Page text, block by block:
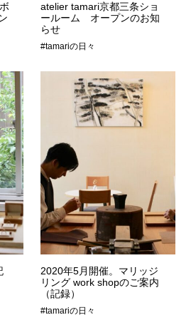
atelier tamari京都三条ショ
ールーム オープンのお知
らせ
#tamariの日々
2020年5月開催。マリッジ
リング work shopのご案内
（記録）
#tamariの日々